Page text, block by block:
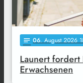
notes 06. August 2026
Launert fordert
Erwachsenen